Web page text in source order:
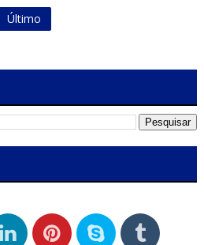
Último